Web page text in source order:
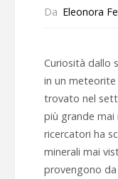
Da Eleonora
Curiosità dallo
in un
trovato nel
più grande
ricercatori ha
minerali mai
provengono